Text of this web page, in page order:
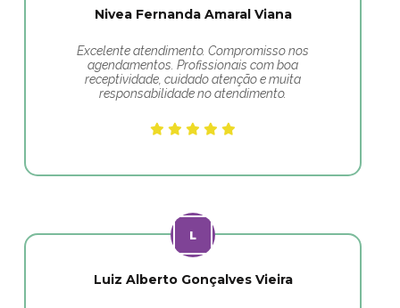
Nivea Fernanda Amaral Viana
Excelente atendimento. Compromisso nos
agendamentos. Profissionais com boa
receptividade, cuidado atenção e muita
responsabilidade no atendimento.
Luiz Alberto Gonçalves Vieira